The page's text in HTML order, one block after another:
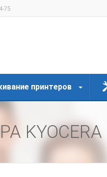
75
принтеров
KYOCERA